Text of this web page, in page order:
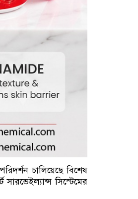
চালিয়েছে বিশেষ
সিস্টেমের